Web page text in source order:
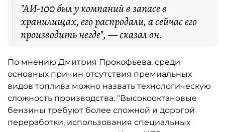
"АИ-100 был у компаний в запасе в
хранилищах, его распродали, а сейчас его
производить негде", — сказал он.
По мнению Дмитрия Прокофьева, среди
основных причин отсутствия премиальных
видов топлива можно назвать технологическую
сложность производства. "Высокооктановые
бензины требуют более сложной и дорогой
переработки, использования специальных